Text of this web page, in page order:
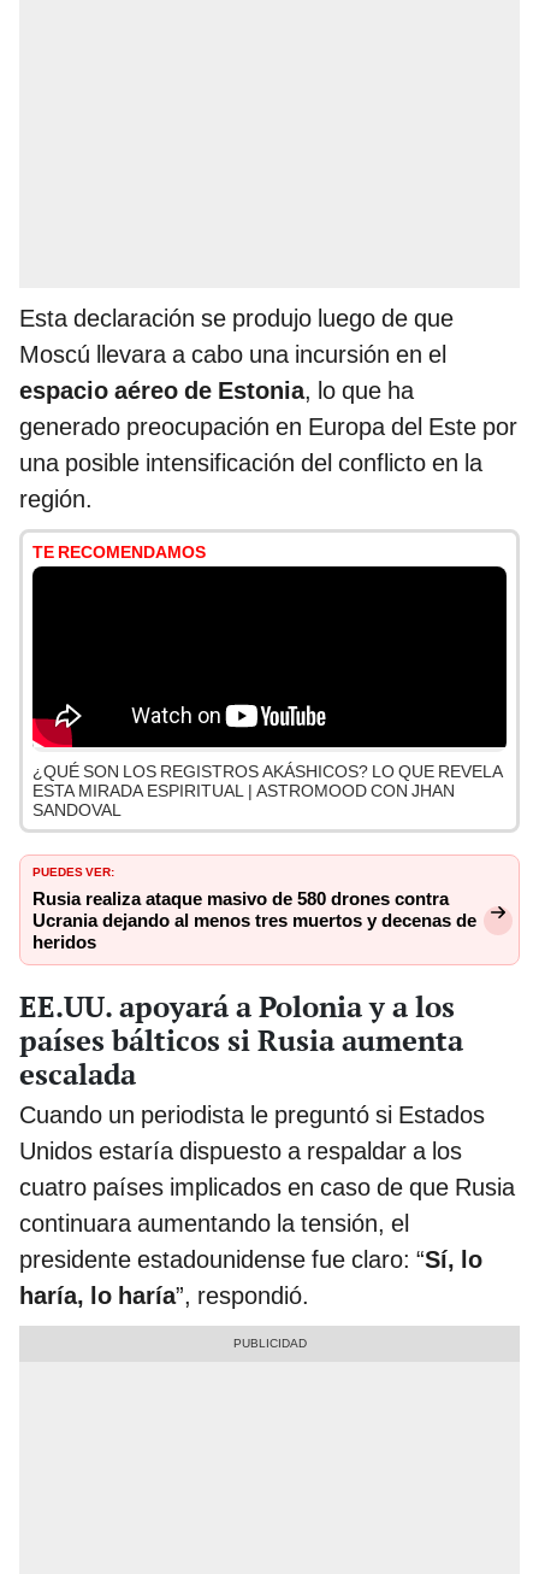
Esta declaración se produjo luego de que
Moscú llevara a cabo una incursión en el
espacio aéreo de Estonia, lo que ha
generado preocupación en Europa del Este por
una posible intensificación del conflicto en la
región.
TE RECOMENDAMOS
¿QUÉ SON LOS REGISTROS AKÁSHICOS? LO QUE REVELA
ESTA MIRADA ESPIRITUAL | ASTROMOOD CON JHAN
SANDOVAL
PUEDES VER:
Rusia realiza ataque masivo de 580 drones contra
Ucrania dejando al menos tres muertos y decenas de
heridos
EE.UU. apoyará a Polonia y a los
países bálticos si Rusia aumenta
escalada
Cuando un periodista le preguntó si Estados
Unidos estaría dispuesto a respaldar a los
cuatro países implicados en caso de que Rusia
continuara aumentando la tensión, el
presidente estadounidense fue claro: “Sí, lo
haría, lo haría”, respondió.